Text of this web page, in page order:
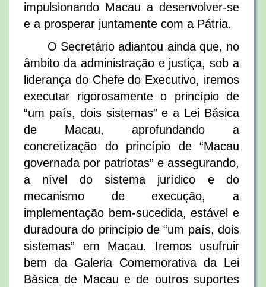
impulsionando Macau a desenvolver-se
e a prosperar juntamente com a Pátria.
O Secretário adiantou ainda que, no
âmbito da administração e justiça, sob a
liderança do Chefe do Executivo, iremos
executar rigorosamente o princípio de
“um país, dois sistemas” e a Lei Básica
de Macau, aprofundando a
concretização do princípio de “Macau
governada por patriotas” e assegurando,
a nível do sistema jurídico e do
mecanismo de execução, a
implementação bem-sucedida, estável e
duradoura do princípio de “um país, dois
sistemas” em Macau. Iremos usufruir
bem da Galeria Comemorativa da Lei
Básica de Macau e de outros suportes